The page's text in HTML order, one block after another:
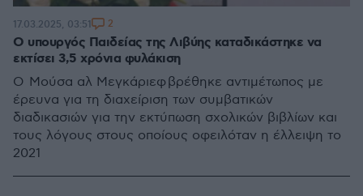
Ο υπουργός Παιδείας της Λιβύης καταδικάστηκε να
εκτίσει 3,5 χρόνια φυλάκιση
Ο Μούσα αλ Μεγκάριεφ βρέθηκε αντιμέτωπος με
έρευνα για τη διαχείριση των συμβατικών
διαδικασιών για την εκτύπωση σχολικών βιβλίων και
τους λόγους στους οποίους οφειλόταν η έλλειψη το
2021
17.03.2025, 03:51 2